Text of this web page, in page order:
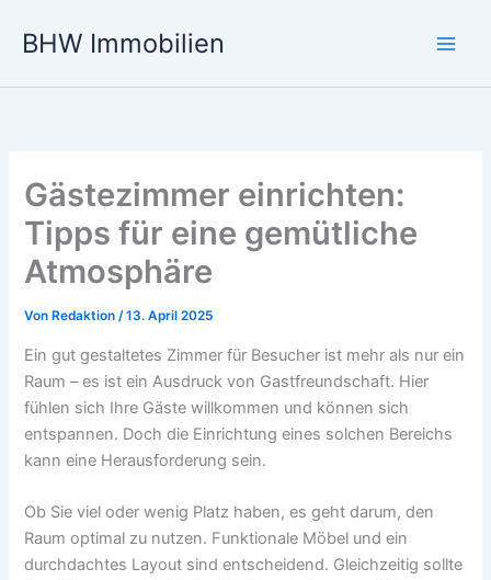
InhaltBHW Immobilien
Gästezimmer einrichten:
Tipps für eine gemütliche
Atmosphäre
Von Redaktion/13. April 2025
Ein gut gestaltetes Zimmer für Besucher ist mehr als nur ein
Raum – es ist ein Ausdruck von Gastfreundschaft. Hier
fühlen sich Ihre Gäste willkommen und können sich
entspannen. Doch die Einrichtung eines solchen Bereichs
kann eine Herausforderung sein.
Ob Sie viel oder wenig Platz haben, es geht darum, den
Raum optimal zu nutzen. Funktionale Möbel und ein
durchdachtes Layout sind entscheidend. Gleichzeitig sollte